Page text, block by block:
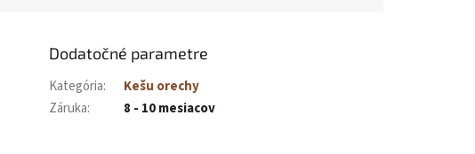
Dodatočné parametre
Kategória:
Kešu orechy
Záruka: 8 - 10 mesiacov